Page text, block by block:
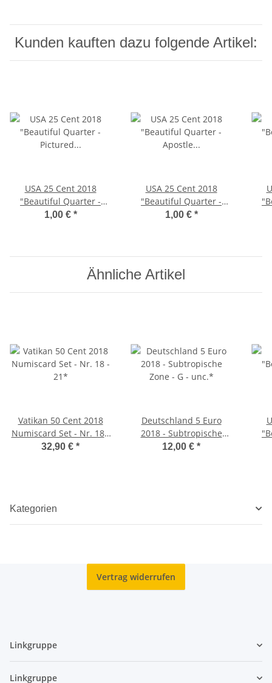
Kunden kauften dazu folgende Artikel:
USA 25 Cent 2018
"Beautiful Quarter -
Pictured Rocks" - P*
1,00 € *
USA 25 Cent 2018
"Beautiful Quarter -
Apostle Islands" - D*
1,00 € *
Ähnliche Artikel
Vatikan 50 Cent 2018
Numiscard Set - Nr. 18 -
21*
32,90 € *
Deutschland 5 Euro
2018 - Subtropische
Zone - G - unc.*
12,00 € *
Kategorien
Vertrag widerrufen
Linkgruppe
Linkgruppe